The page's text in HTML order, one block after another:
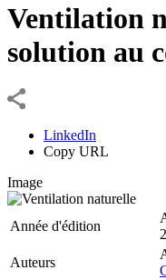
Ventilation
solution au
LinkedIn
Copy URL
Image
Année d'édition
Auteurs